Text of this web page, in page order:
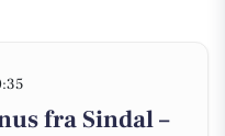
fra Sindal –